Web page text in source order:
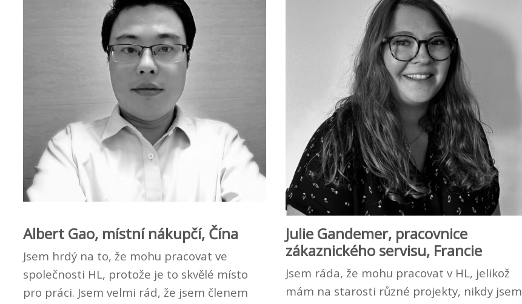
Albert Gao, místní nákupčí, Čína
Jsem hrdý na to, že mohu pracovat ve
společnosti HL, protože je to skvělé místo
pro práci. Jsem velmi rád, že jsem členem
Julie Gandemer, pracovnice
zákaznického servisu, Francie
Jsem ráda, že mohu pracovat v HL, jelikož
mám na starosti různé projekty, nikdy jsem